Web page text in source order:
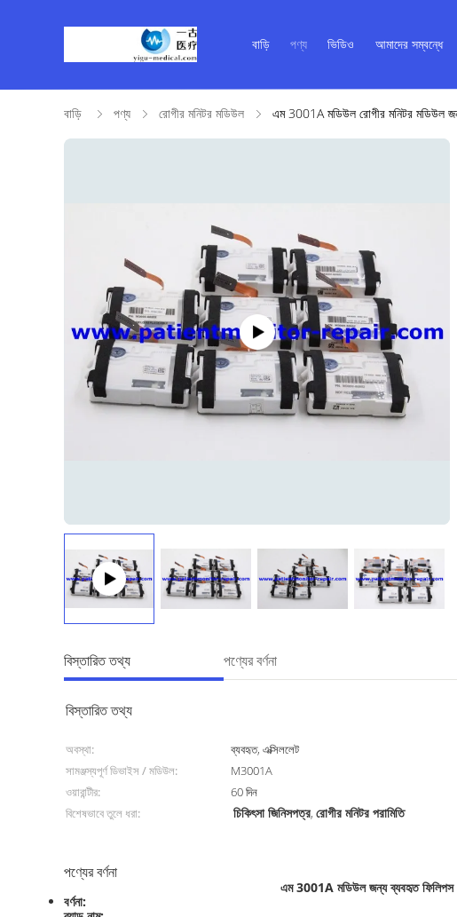
বাড়ি পণ্য ভিডিও আমাদের সম্বন্ধে
বাড়ি পণ্য রোগীর মনিটর মডিউল এম 3001A মডিউল রোগীর মনিটর
বিস্তারিত তথ্য পণ্যের বর্ণনা
বিস্তারিত তথ্য
অবস্থা: ব্যবহৃত, এক্সিললেট
সামঞ্জস্যপূর্ণ ডিভাইস / মডিউল:
M3001A
ওয়ারান্টীর:
60 দিন
বিশেষভাবে তুলে ধরা:
চিকিৎসা জিনিসপত্র,রোগীর মনিটর পরামিতি
পণ্যের বর্ণনা
এম 3001A মডিউল জন্য ব্যবহৃত
বর্ণনা: